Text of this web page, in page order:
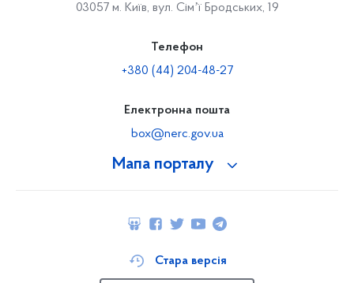
Мапа порталу
03057 м. Київ, вул. Сімʼї Бродських, 19
Телефон
+380 (44) 204-48-27
Електронна пошта
box@nerc.gov.ua
Стара версія